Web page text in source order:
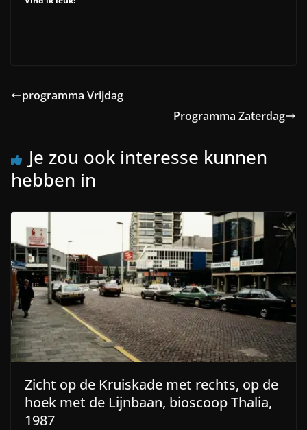
programma Vrijdag
Programma Zaterdag
Je zou ook interesse kunnen
hebben in
Zicht op de Kruiskade met rechts, op de
hoek met de Lijnbaan, bioscoop Thalia,
1987